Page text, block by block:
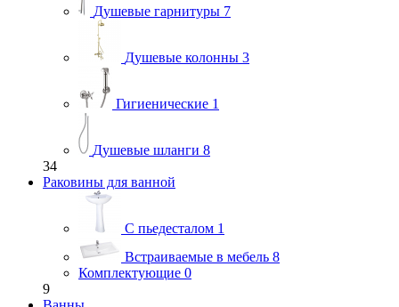
Душевые гарнитуры 7
Душевые колонны 3
Гигиенические 1
Душевые шланги 8
34
Раковины для ванной
С пьедесталом 1
Встраиваемые в мебель 8
Комплектующие 0
9